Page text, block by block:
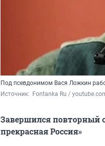
Под псевдонимом Вася Ложкин
Источник:
Fontanka Ru /
Завершился повторный
прекрасная Россия»